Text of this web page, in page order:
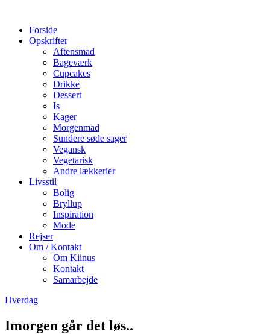
Forside
Opskrifter
Aftensmad
Bageværk
Cupcakes
Drikke
Dessert
Is
Kager
Morgenmad
Sundere søde sager
Vegansk
Vegetarisk
Andre lækkerier
Livsstil
Bolig
Bryllup
Inspiration
Mode
Rejser
Om / Kontakt
Om Kiinus
Kontakt
Samarbejde
Hverdag
Imorgen går det løs..